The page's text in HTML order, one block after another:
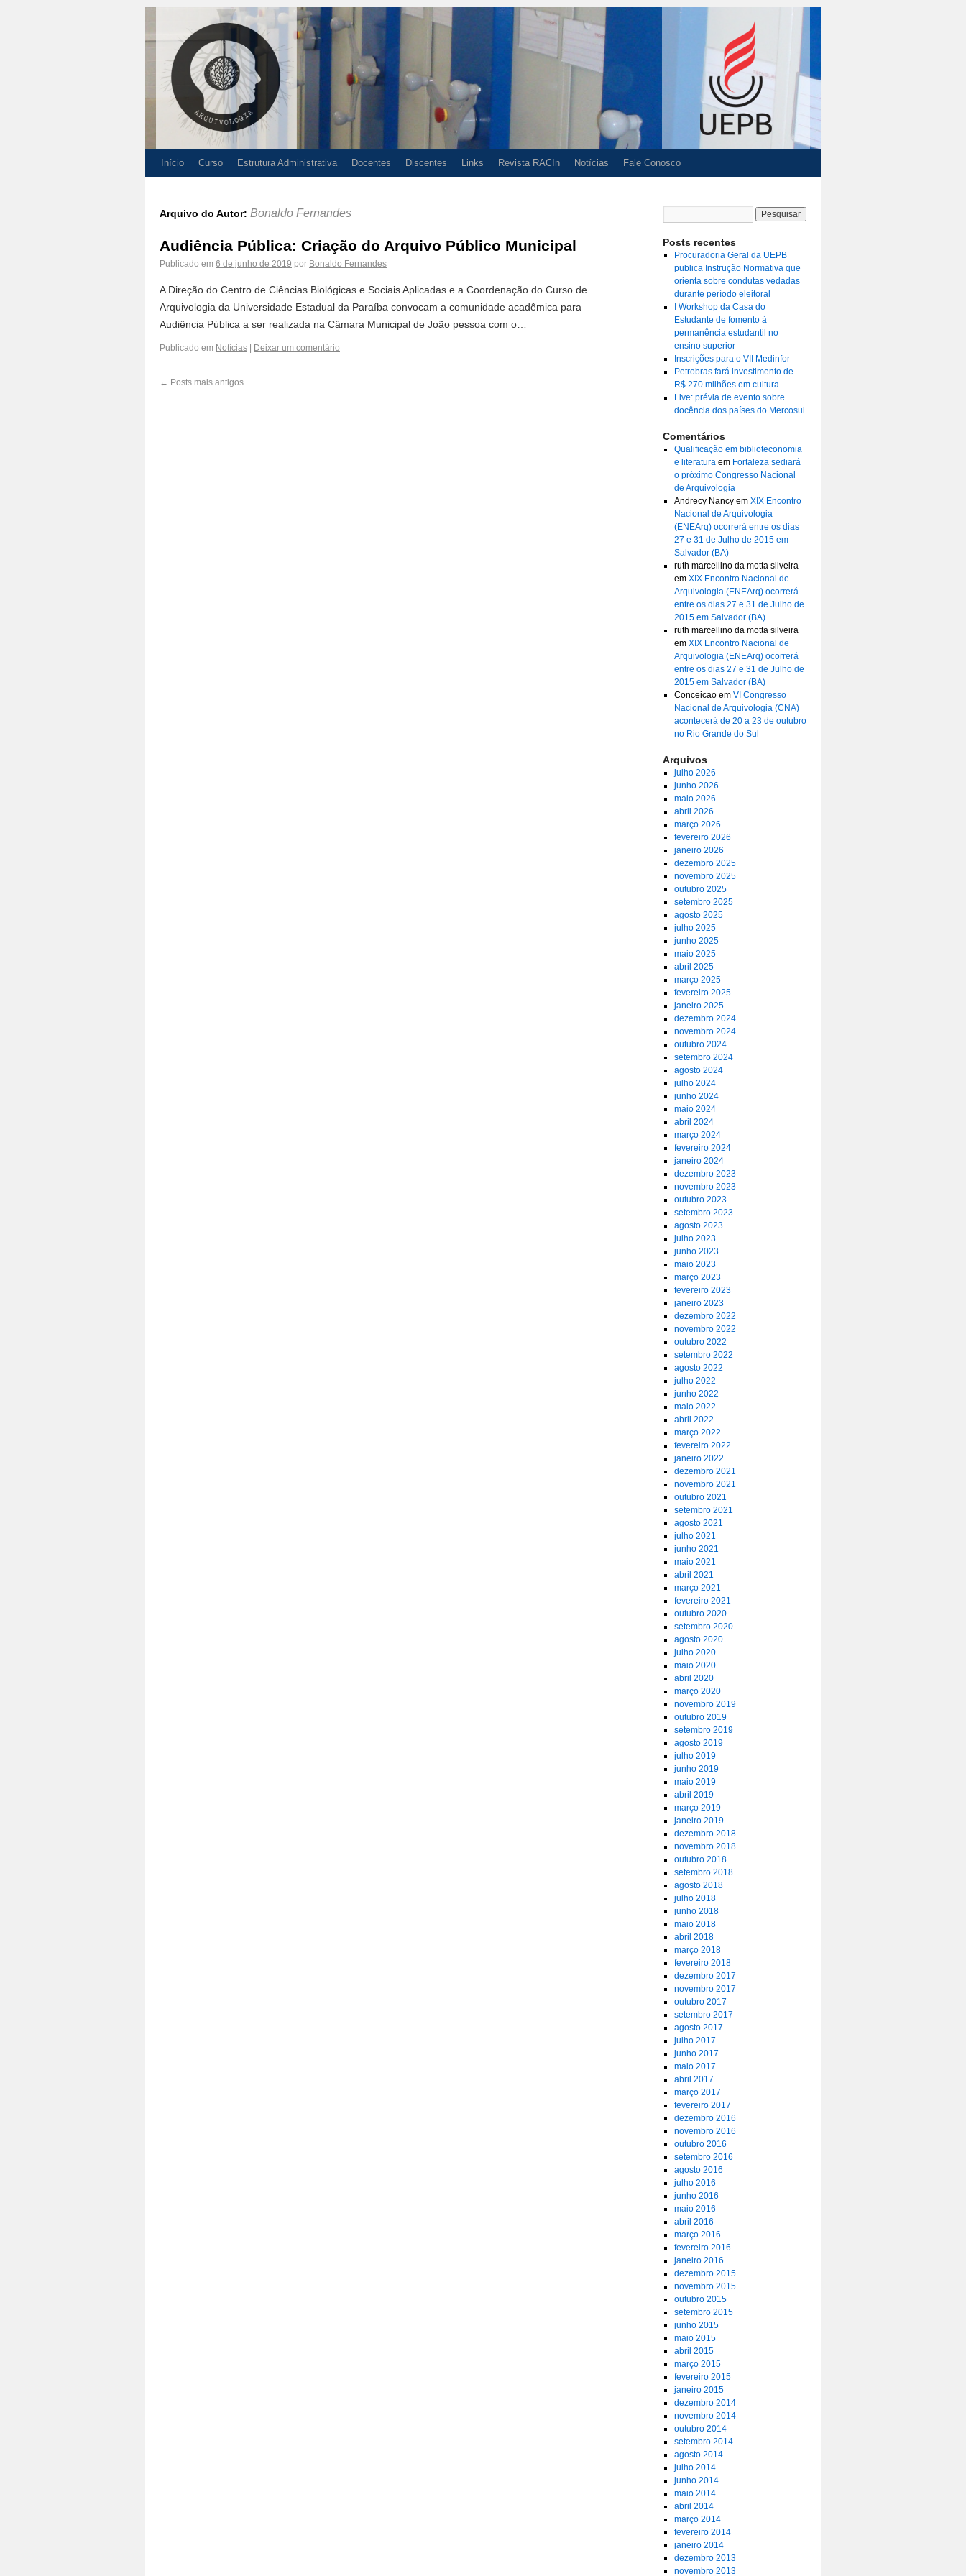
Início Curso Estrutura Administrativa Docentes Discentes Links Revista RACIn Notícias Fale Conosco
Arquivo do Autor: Bonaldo Fernandes
Audiência Pública: Criação do Arquivo Público Municipal
Publicado em 6 de junho de 2019 por Bonaldo Fernandes
A Direção do Centro de Ciências Biológicas e Sociais Aplicadas e a Coordenação do Curso de
Arquivologia da Universidade Estadual da Paraíba convocam a comunidade acadêmica para
Audiência Pública a ser realizada na Câmara Municipal de João pessoa com o…
Publicado em Notícias Deixar um comentário
← Posts mais antigos
Posts recentes
Procuradoria Geral da UEPB
publica Instrução Normativa que
orienta sobre condutas vedadas
durante período eleitoral
I Workshop da Casa do
Estudante de fomento à
permanência estudantil no
ensino superior
Inscrições para o VII Medinfor
Petrobras fará investimento de
R$ 270 milhões em cultura
Live: prévia de evento sobre
docência dos países do Mercosul
Comentários
Qualificação em biblioteconomia
e literaturaem Fortaleza sediará
o próximo Congresso Nacional
de Arquivologia
Andrecy Nancyem XIX Encontro
Nacional de Arquivologia
(ENEArq) ocorrerá entre os dias
27 e 31 de Julho de 2015 em
Salvador (BA)
ruth marcellino da motta silveira
em XIX Encontro Nacional de
Arquivologia (ENEArq) ocorrerá
entre os dias 27 e 31 de Julho de
2015 em Salvador (BA)
ruth marcellino da motta silveira
em XIX Encontro Nacional de
Arquivologia (ENEArq) ocorrerá
entre os dias 27 e 31 de Julho de
2015 em Salvador (BA)
Conceicaoem VI Congresso
Nacional de Arquivologia (CNA)
acontecerá de 20 a 23 de outubro
no Rio Grande do Sul
Arquivos
julho 2026
junho 2026
maio 2026
abril 2026
março 2026
fevereiro 2026
janeiro 2026
dezembro 2025
novembro 2025
outubro 2025
setembro 2025
agosto 2025
julho 2025
junho 2025
maio 2025
abril 2025
março 2025
fevereiro 2025
janeiro 2025
dezembro 2024
novembro 2024
outubro 2024
setembro 2024
agosto 2024
julho 2024
junho 2024
maio 2024
abril 2024
março 2024
fevereiro 2024
janeiro 2024
dezembro 2023
novembro 2023
outubro 2023
setembro 2023
agosto 2023
julho 2023
junho 2023
maio 2023
março 2023
fevereiro 2023
janeiro 2023
dezembro 2022
novembro 2022
outubro 2022
setembro 2022
agosto 2022
julho 2022
junho 2022
maio 2022
abril 2022
março 2022
fevereiro 2022
janeiro 2022
dezembro 2021
novembro 2021
outubro 2021
setembro 2021
agosto 2021
julho 2021
junho 2021
maio 2021
abril 2021
março 2021
fevereiro 2021
outubro 2020
setembro 2020
agosto 2020
julho 2020
maio 2020
abril 2020
março 2020
novembro 2019
outubro 2019
setembro 2019
agosto 2019
julho 2019
junho 2019
maio 2019
abril 2019
março 2019
janeiro 2019
dezembro 2018
novembro 2018
outubro 2018
setembro 2018
agosto 2018
julho 2018
junho 2018
maio 2018
abril 2018
março 2018
fevereiro 2018
dezembro 2017
novembro 2017
outubro 2017
setembro 2017
agosto 2017
julho 2017
junho 2017
maio 2017
abril 2017
março 2017
fevereiro 2017
dezembro 2016
novembro 2016
outubro 2016
setembro 2016
agosto 2016
julho 2016
junho 2016
maio 2016
abril 2016
março 2016
fevereiro 2016
janeiro 2016
dezembro 2015
novembro 2015
outubro 2015
setembro 2015
junho 2015
maio 2015
abril 2015
março 2015
fevereiro 2015
janeiro 2015
dezembro 2014
novembro 2014
outubro 2014
setembro 2014
agosto 2014
julho 2014
junho 2014
maio 2014
abril 2014
março 2014
fevereiro 2014
janeiro 2014
dezembro 2013
novembro 2013